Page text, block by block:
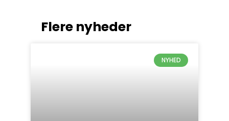
Flere nyheder
NYHED